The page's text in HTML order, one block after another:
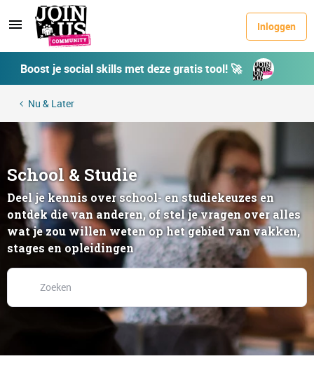
Inloggen
Boost je social skills met deze gratis tool! 🚀
Nu & Later
School & Studie
Deel je kennis over school- en studiekeuzes en
ontdek die van anderen, of stel je vragen over alles
wat je zou willen weten op het gebied van vakken,
stages en opleidingen